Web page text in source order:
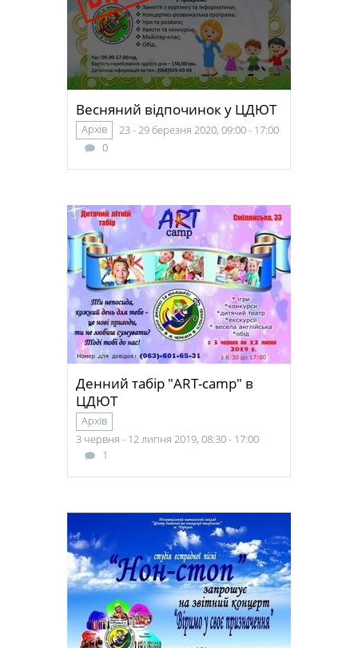
Весняний відпочинок у ЦДЮТ
Архів
23 - 29 березня 2020, 09:00 - 17:00
0
Денний табір "ART-camp" в
ЦДЮТ
Архів
3 червня - 12 липня 2019, 08:30 - 17:00
1